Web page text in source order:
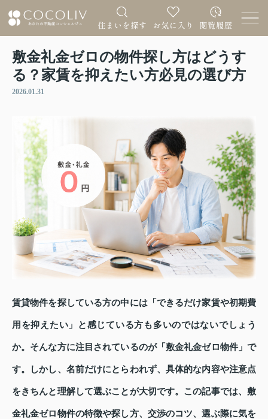
敷金礼金ゼロの物件探し方はどうす
る？家賃を抑えたい方必見の選び方
2026.01.31
賃貸物件を探している方の中には「できるだけ家賃や初期費
用を抑えたい」と感じている方も多いのではないでしょう
か。そんな方に注目されているのが「敷金礼金ゼロ物件」で
す。しかし、名前だけにとらわれず、具体的な内容や注意点
をきちんと理解して選ぶことが大切です。この記事では、敷
金礼金ゼロ物件の特徴や探し方、交渉のコツ、選ぶ際に気を